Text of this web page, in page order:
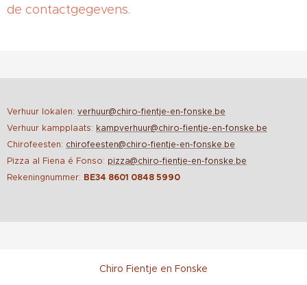
de contactgegevens.
Verhuur lokalen: verhuur@chiro-fientje-en-fonske.be
Verhuur kampplaats: kampverhuur@chiro-fientje-en-fonske.be
Chirofeesten: chirofeesten@chiro-fientje-en-fonske.be
Pizza al Fiena é Fonso: pizza@chiro-fientje-en-fonske.be
Rekeningnummer: BE34 8601 0848 5990
Chiro Fientje en Fonske